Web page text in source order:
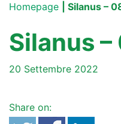
Homepage | Silanus –
Silanus
20 Settembre 2022
Share on: